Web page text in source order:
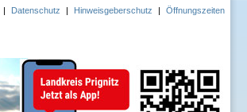
| Datenschutz | Hinweisgeberschutz | Öffnungszeiten